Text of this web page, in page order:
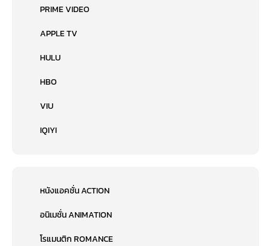
PRIME VIDEO
APPLE TV
HULU
HBO
VIU
IQIYI
หนังแอคชั่น ACTION
อนิเมชั่น ANIMATION
โรแมนติก ROMANCE